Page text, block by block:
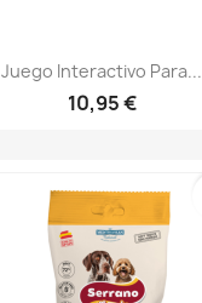
Juego Interactivo Para...
10,95 €